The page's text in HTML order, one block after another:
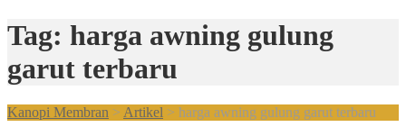
Tag: harga awning gulung
garut terbaru
Kanopi Membran > Artikel > harga awning gulung garut terbaru